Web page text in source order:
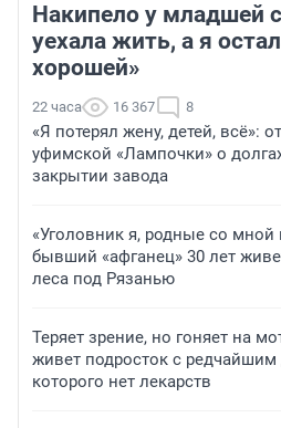
Накипело у младшей
уехала жить, а я
хорошей»
22 часа 16 367 8
«Я потерял жену, детей, всё»:
уфимской «Лампочки» о
закрытии завода
«Уголовник я, родные со мной
бывший «афганец» 30 лет
леса под Рязанью
Теряет зрение, но гоняет на
живет подросток с редчайшим
которого нет лекарств